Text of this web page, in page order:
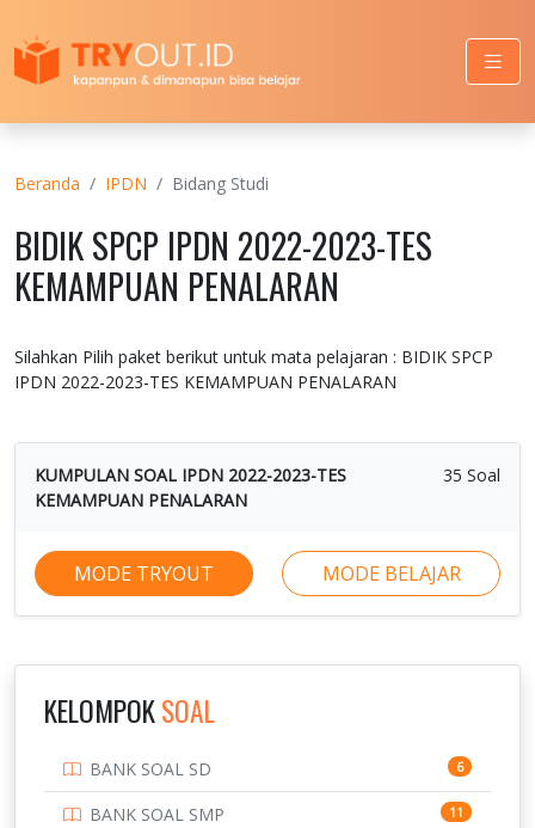
Beranda IPDN Bidang Studi
BIDIK SPCP IPDN 2022-2023-TES
KEMAMPUAN PENALARAN
Silahkan Pilih paket berikut untuk mata pelajaran : BIDIK SPCP
IPDN 2022-2023-TES KEMAMPUAN PENALARAN
KUMPULAN SOAL IPDN 2022-2023-TES
KEMAMPUAN PENALARAN
35 Soal
MODE TRYOUT MODE BELAJAR
KELOMPOKSOAL
BANK SOAL SD 6
BANK SOAL SMP 11